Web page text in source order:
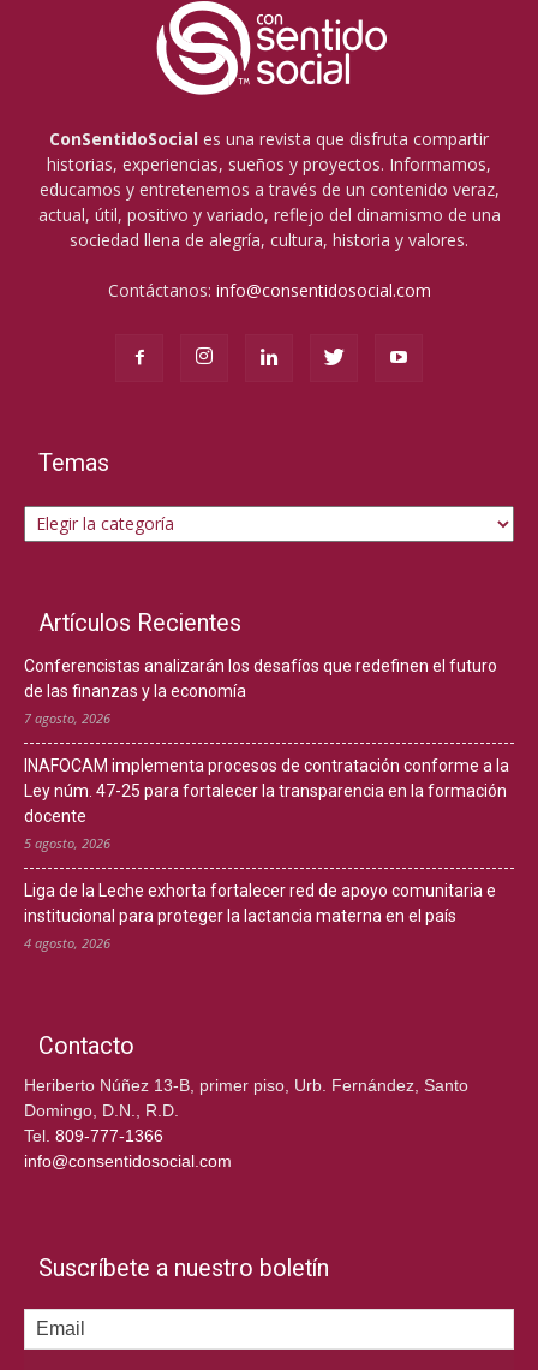
ConSentidoSocial es una revista que disfruta compartir
historias, experiencias, sueños y proyectos. Informamos,
educamos y entretenemos a través de un contenido veraz,
actual, útil, positivo y variado, reflejo del dinamismo de una
sociedad llena de alegría, cultura, historia y valores.
Contáctanos: info@consentidosocial.com
Temas
Temas
Artículos Recientes
Conferencistas analizarán los desafíos que redefinen el futuro
de las finanzas y la economía
7 agosto, 2026
INAFOCAM implementa procesos de contratación conforme a la
Ley núm. 47-25 para fortalecer la transparencia en la formación
docente
5 agosto, 2026
Liga de la Leche exhorta fortalecer red de apoyo comunitaria e
institucional para proteger la lactancia materna en el país
4 agosto, 2026
Contacto
Heriberto Núñez 13-B, primer piso, Urb. Fernández, Santo
Domingo, D.N., R.D.
Tel. 809-777-1366
info@consentidosocial.com
Suscríbete a nuestro boletín